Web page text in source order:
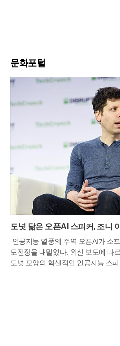
문화포털
도넛 닮은 오픈AI 스피커, 조니
인공지능 열풍의 주역 오픈AI가 소
도전장을 내밀었다. 외신 보도에 따
도넛 모양의 혁신적인 인공지능 스